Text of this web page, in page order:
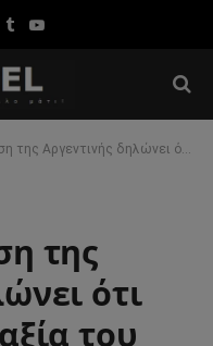
TumblrYouTube
ότι θα μείωσή την αξία του νομίσματός της κατά 50% έναντι του δολαρίου
της
ότι
του